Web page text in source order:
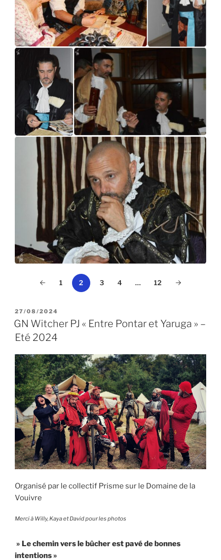
1 2 3 4 … 12
PUBLIÉ
LE
27/08/2024
GN Witcher PJ « Entre Pontar et Yaruga » –
Eté 2024
Organisé par le collectif Prisme sur le Domaine de la
Vouivre
Merci à Willy, Kaya et David pour les photos
» Le chemin vers le bûcher est pavé de bonnes
intentions »